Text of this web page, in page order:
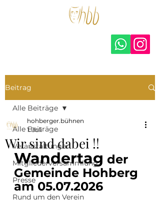
Beitrag
Alle Beiträge
Veranstaltungen
Mitgliederversammlung
Presse
Rund um den Verein
Alle Beiträge
Wir sind dabei !!
hohberger.bühnen
1. Juli
Wandertag der
Gemeinde Hohberg
am 05.07.2026